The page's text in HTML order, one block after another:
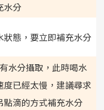
水分
態，要立即補充水分
水分攝取，此時喝水
已經太慢，建議尋求
滴的方式補充水分